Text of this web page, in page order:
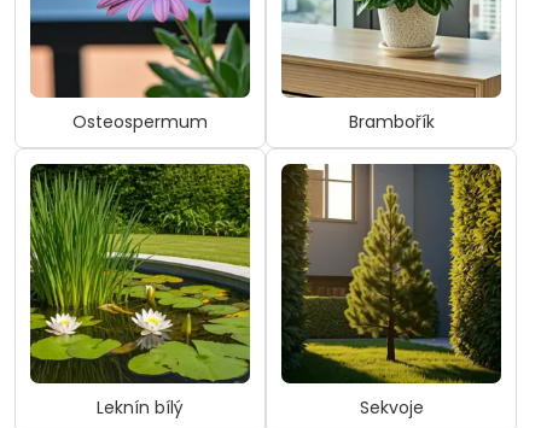
Osteospermum Brambořík
Leknín bílý Sekvoje